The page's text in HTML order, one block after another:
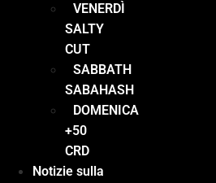
VENERDÌ
SALTY
CUT
SABBATH
SABAHASH
DOMENICA
+50
CRD
Notizie sulla